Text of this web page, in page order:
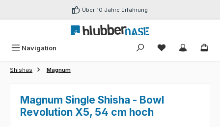
Zum Hauptinhalt springen Über 10 Jahre Erfahrung
Navigation Du hast 0
Shishas Magnum
Magnum Single Shisha - Bowl
Revolution X5, 54 cm hoch